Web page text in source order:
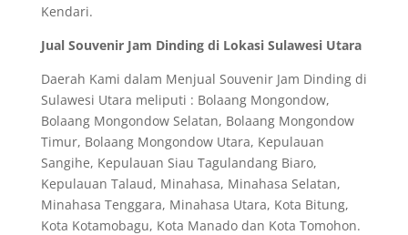
Kendari.
Jual Souvenir Jam Dinding di Lokasi Sulawesi Utara
Daerah Kami dalam Menjual Souvenir Jam Dinding di
Sulawesi Utara meliputi : Bolaang Mongondow,
Bolaang Mongondow Selatan, Bolaang Mongondow
Timur, Bolaang Mongondow Utara, Kepulauan
Sangihe, Kepulauan Siau Tagulandang Biaro,
Kepulauan Talaud, Minahasa, Minahasa Selatan,
Minahasa Tenggara, Minahasa Utara, Kota Bitung,
Kota Kotamobagu, Kota Manado dan Kota Tomohon.